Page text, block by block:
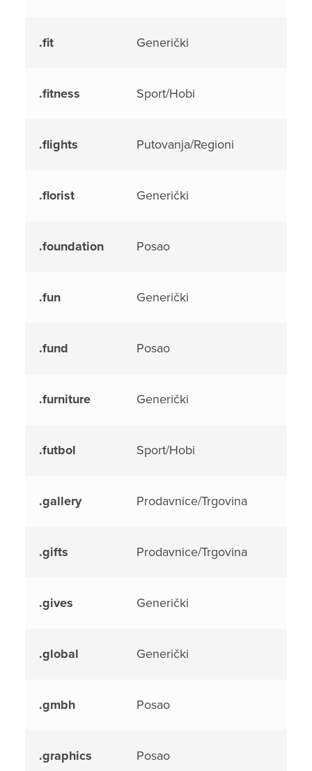
.fit Generički
.fitness Sport/Hobi
.flights Putovanja/Regioni
.florist Generički
.foundation Posao
.fun Generički
.fund Posao
.furniture Generički
.futbol Sport/Hobi
.gallery Prodavnice/Trgovina
.gifts Prodavnice/Trgovina
.gives Generički
.global Generički
.gmbh Posao
.graphics Posao